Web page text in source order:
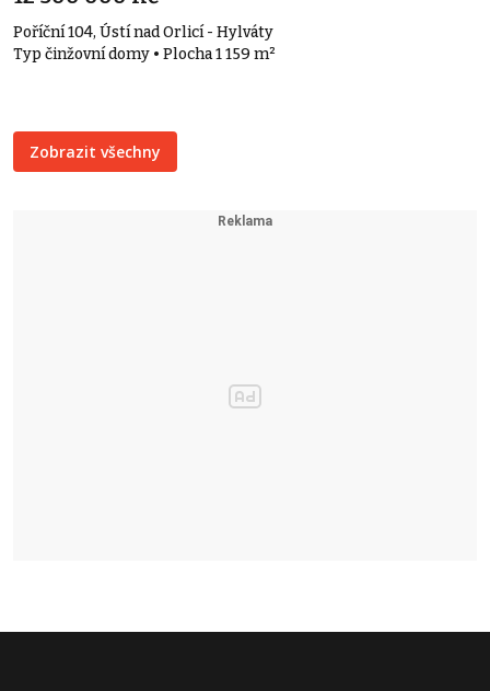
Poříční 104, Ústí nad Orlicí - Hylváty
Typ činžovní domy • Plocha 1 159 m²
Zobrazit všechny